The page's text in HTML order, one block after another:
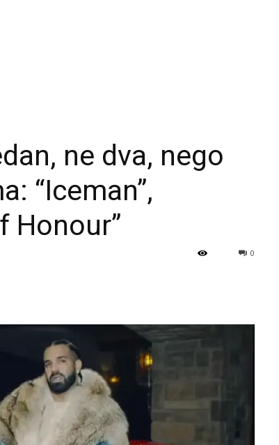
ne dva, nego
“Iceman”,
Honour”
0